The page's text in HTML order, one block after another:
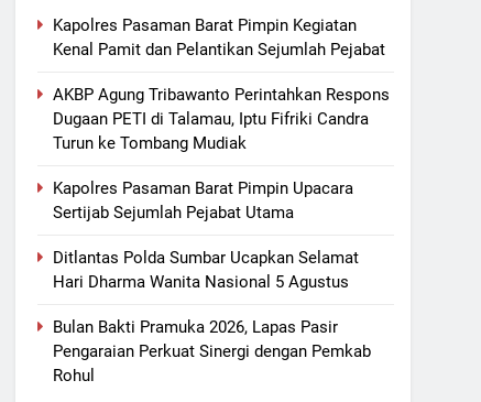
Kapolres Pasaman Barat Pimpin Kegiatan
Kenal Pamit dan Pelantikan Sejumlah Pejabat
AKBP Agung Tribawanto Perintahkan Respons
Dugaan PETI di Talamau, Iptu Fifriki Candra
Turun ke Tombang Mudiak
Kapolres Pasaman Barat Pimpin Upacara
Sertijab Sejumlah Pejabat Utama
Ditlantas Polda Sumbar Ucapkan Selamat
Hari Dharma Wanita Nasional 5 Agustus
Bulan Bakti Pramuka 2026, Lapas Pasir
Pengaraian Perkuat Sinergi dengan Pemkab
Rohul